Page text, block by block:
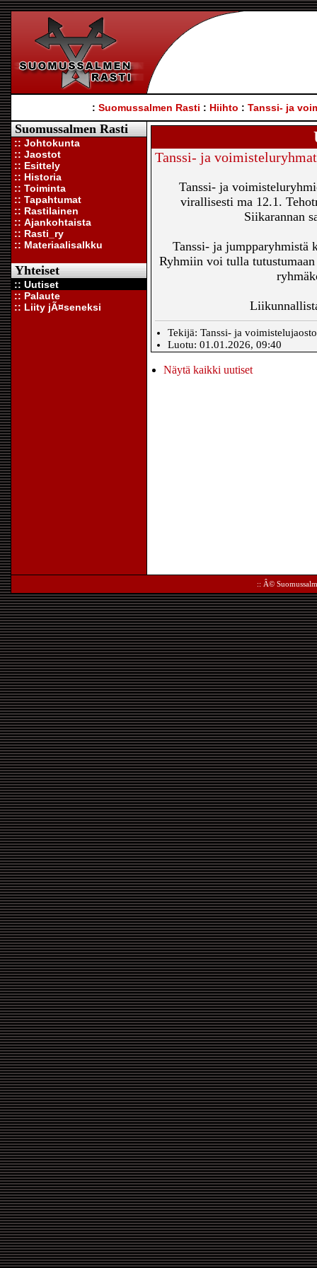
: Suomussalmen Rasti : Hiihto : Tanssi- ja
Suomussalmen Rasti
:: Johtokunta
:: Jaostot
:: Esittely
:: Historia
:: Toiminta
:: Tapahtumat
:: Rastilainen
:: Ajankohtaista
:: Rasti_ry
:: Materiaalisalkku
Yhteiset
:: Uutiset
:: Palaute
:: Liity jÃ¤seneksi
Tanssi- ja
Tanssi- ja
virallisesti ma 12.1.
Siikarannan
Tanssi- ja jumpparyhmistä
Ryhmiin voi tulla
Tekijä: Tanssi- ja
Luotu: 01.01.2026, 09:40
Näytä kaikki uutiset
:: Â©